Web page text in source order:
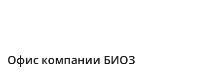
Офис компании БИОЗ